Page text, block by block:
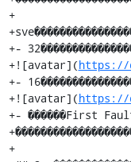
+
+-
+![avatar](https://
+-
+![avatar](https://
+- ������First Fault
+